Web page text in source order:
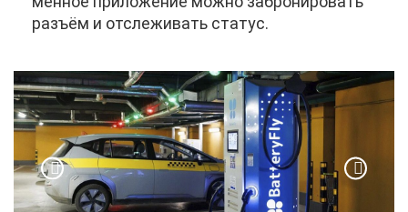
разъ­ём и от­сле­жи­вать ста­тус.